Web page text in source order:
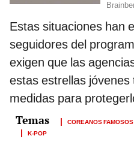
Estas situaciones han
seguidores del
exigen que las
estas estrellas
medidas para
COREANOS FAMOSOS
K-POP